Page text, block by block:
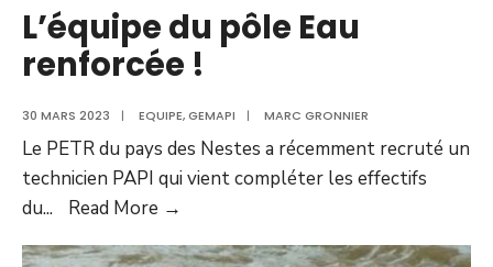
L’équipe du pôle Eau
renforcée !
30 MARS 2023 | EQUIPE,GEMAPI | MARC GRONNIER
Le PETR du pays des Nestes a récemment recruté un
technicien PAPI qui vient compléter les effectifs
du... Read More →